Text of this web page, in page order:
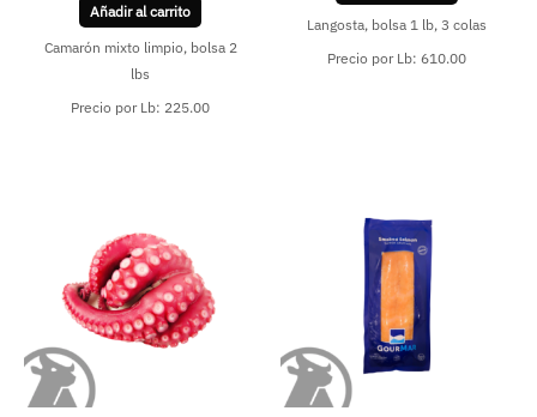
Añadir al carrito
Camarón mixto limpio, bolsa 2
lbs
Precio por Lb: 225.00
Langosta, bolsa 1 lb, 3 colas
Precio por Lb: 610.00
cantidad
cantidad